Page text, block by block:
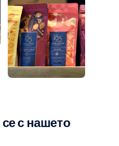
с нашето